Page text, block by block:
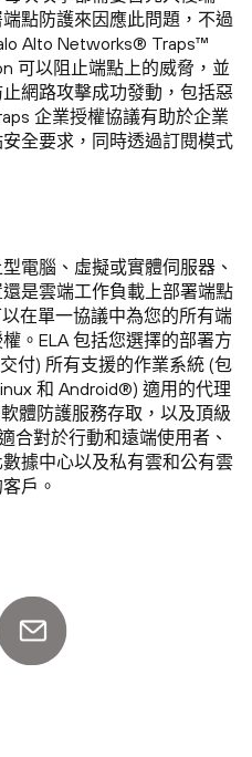
點防護來因應此問題，不過
Alto Networks® Traps™
可以阻止端點上的威脅，並
網路攻擊成功發動，包括惡
企業授權協議有助於企業
全要求，同時透過訂閱模式
電腦、虛擬或實體伺服器、
是雲端工作負載上部署端點
在單一協議中為您的所有端
。ELA 包括您選擇的部署方
付) 所有支援的作業系統 (包
和 Android®) 適用的代理
體防護服務存取，以及頂級
合對於行動和遠端使用者、
據中心以及私有雲和公有雲
戶。